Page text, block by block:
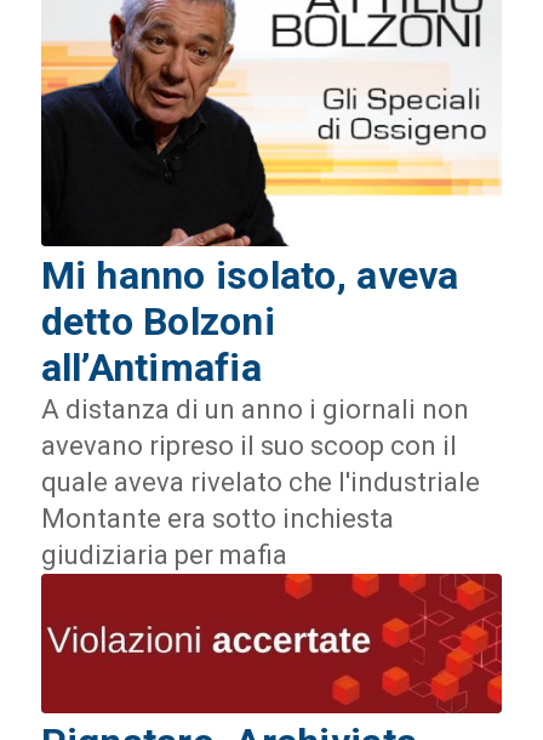
Mi hanno isolato, aveva
detto Bolzoni
all’Antimafia
A distanza di un anno i giornali non
avevano ripreso il suo scoop con il
quale aveva rivelato che l'industriale
Montante era sotto inchiesta
giudiziaria per mafia